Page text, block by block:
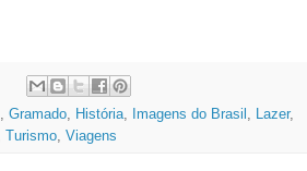
Gramado História Imagens do Brasil Lazer,
Turismo Viagens